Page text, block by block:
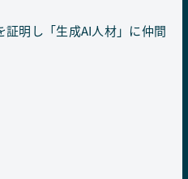
明し「生成AI人材」に仲間